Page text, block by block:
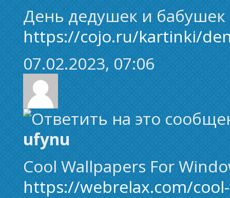
День дедушек и
https://cojo.ru/kartinki/
07.02.2023, 07:06
ufynu
Cool Wallpapers For
https://webrelax.com/